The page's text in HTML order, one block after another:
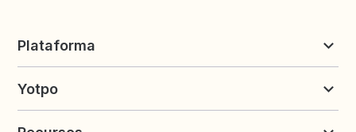
Plataforma
Fidelidad y Referidos
Yotpo